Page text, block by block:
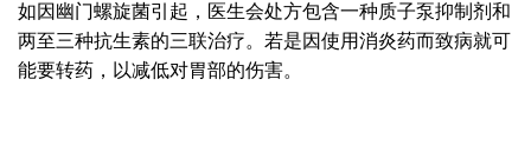
如因幽门螺旋菌引起，医生会处方包含一种质子泵抑制剂和
两至三种抗生素的三联治疗。若是因使用消炎药而致病就可
能要转药，以减低对胃部的伤害。